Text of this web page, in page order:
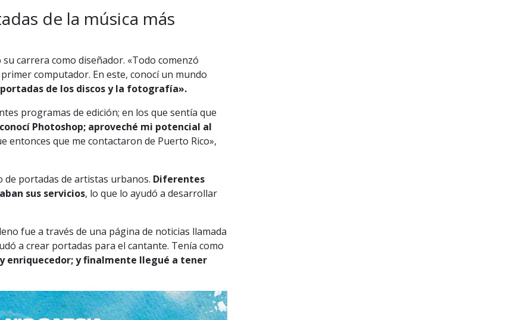
de la música más
carrera como diseñador. «Todo comenzó
computador. En este, conocí un mundo
de los discos y la fotografía».
programas de edición; en los que sentía que
Photoshop; aproveché mi potencial al
entonces que me contactaron de Puerto Rico»,
de portadas de artistas urbanos. Diferentes
sus servicios, lo que lo ayudó a desarrollar
fue a través de una página de noticias llamada
a crear portadas para el cantante. Tenía como
enriquecedor; y finalmente llegué a tener